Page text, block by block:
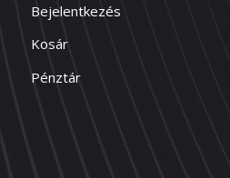
Bejelentkezés
Kosár
Pénztár